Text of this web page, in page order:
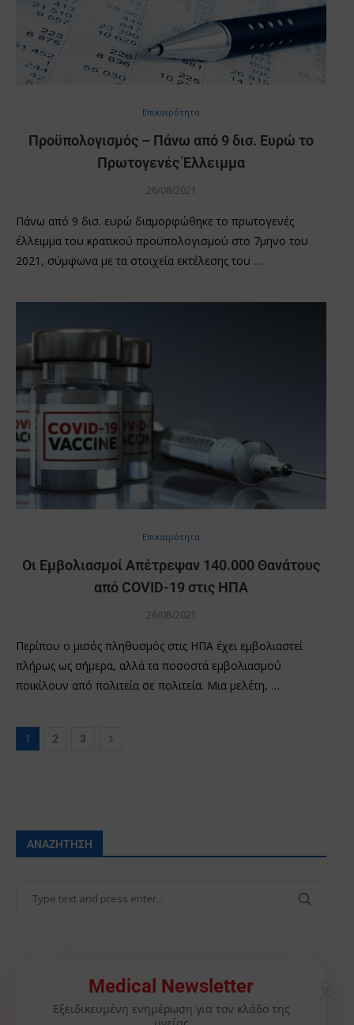
Επικαιρότητα
Προϋπολογισμός – Πάνω από 9 δισ. Ευρώ το
Πρωτογενές Έλλειμμα
26/08/2021
Πάνω από 9 δισ. ευρώ διαμορφώθηκε το πρωτογενές
έλλειμμα του κρατικού προϋπολογισμού στο 7μηνο του
2021, σύμφωνα με τα στοιχεία εκτέλεσης του …
Επικαιρότητα
Οι Εμβολιασμοί Απέτρεψαν 140.000 Θανάτους
από COVID-19 στις ΗΠΑ
26/08/2021
Περίπου ο μισός πληθυσμός στις ΗΠΑ έχει εμβολιαστεί
πλήρως ως σήμερα, αλλά τα ποσοστά εμβολιασμού
ποικίλουν από πολιτεία σε πολιτεία. Μια μελέτη, …
1 2 3
ΑΝΑΖΉΤΗΣΗ
Medical Newsletter
Εξειδικευμένη ενημέρωση για τον κλάδο της